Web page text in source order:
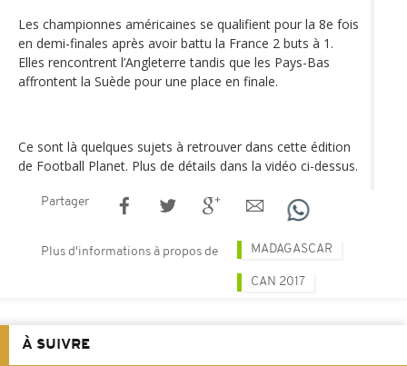
Les championnes américaines se qualifient pour la 8e fois
en demi-finales après avoir battu la France 2 buts à 1.
Elles rencontrent l’Angleterre tandis que les Pays-Bas
affrontent la Suède pour une place en finale.
Ce sont là quelques sujets à retrouver dans cette édition
de Football Planet. Plus de détails dans la vidéo ci-dessus.
Partager
Plus d'informations à propos de MADAGASCAR
CAN 2017
À SUIVRE